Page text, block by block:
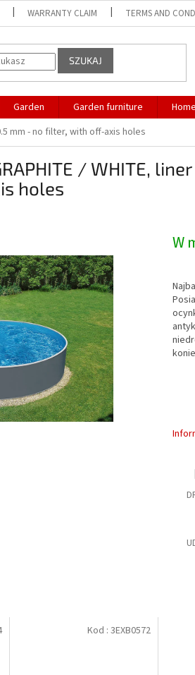
WARRANTY CLAIM TERMS AND
SZUKAJ
Garden Garden furniture Home
mm - no filter, with off-axis holes
/ WHITE,
holes
W
Kod : 3EXB0572